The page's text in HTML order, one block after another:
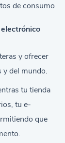
de consumo
y ofrecer
y del mundo.
tu tienda
tue-
que